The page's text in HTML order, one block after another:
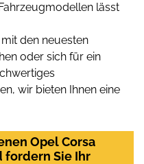
lässt
den neuesten
oder sich für ein
wir bieten Ihnen eine
Opel Corsa
fordern Sie Ihr